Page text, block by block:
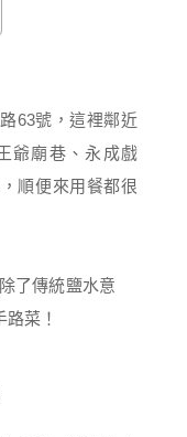
63號，這裡鄰近
爺廟巷、永成戲
順便來用餐都很